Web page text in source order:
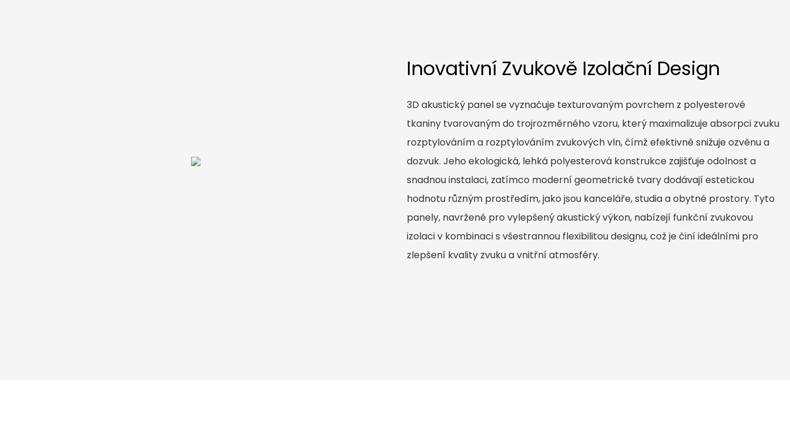
Inovativní Zvukově Izolační Design
3D akustický panel se vyznačuje texturovaným povrchem z polyesterové
tkaniny tvarovaným do trojrozměrného vzoru, který maximalizuje absorpci zvuku
rozptylováním a rozptylováním zvukových vln, čímž efektivně snižuje ozvěnu a
dozvuk. Jeho ekologická, lehká polyesterová konstrukce zajišťuje odolnost a
snadnou instalaci, zatímco moderní geometrické tvary dodávají estetickou
hodnotu různým prostředím, jako jsou kanceláře, studia a obytné prostory. Tyto
panely, navržené pro vylepšený akustický výkon, nabízejí funkční zvukovou
izolaci v kombinaci s všestrannou flexibilitou designu, což je činí ideálními pro
zlepšení kvality zvuku a vnitřní atmosféry.